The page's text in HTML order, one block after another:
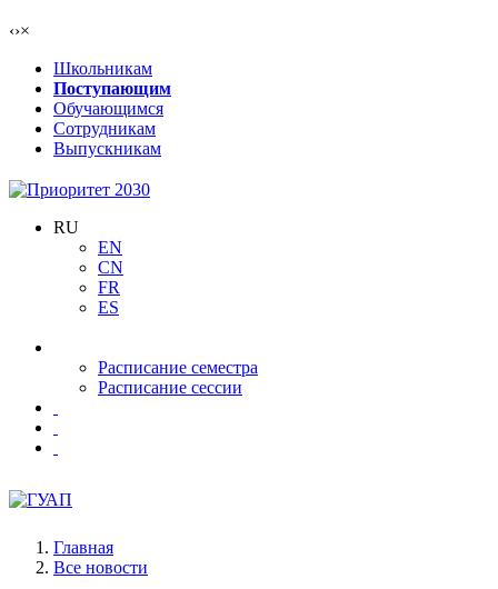
‹›×
Школьникам
Поступающим
Обучающимся
Сотрудникам
Выпускникам
RU
EN
CN
FR
ES
Расписание семестра
Расписание сессии
Главная
Все новости